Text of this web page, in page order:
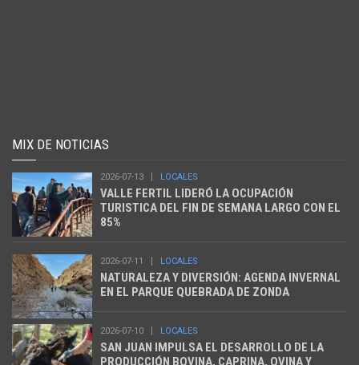
MIX DE NOTICIAS
2026-07-13 LOCALES
VALLE FERTIL LIDERÓ LA OCUPACIÓN
TURISTICA DEL FIN DE SEMANA LARGO CON EL
85%
2026-07-11 LOCALES
NATURALEZA Y DIVERSIÓN: AGENDA INVERNAL
EN EL PARQUE QUEBRADA DE ZONDA
2026-07-10 LOCALES
SAN JUAN IMPULSA EL DESARROLLO DE LA
PRODUCCIÓN BOVINA, CAPRINA, OVINA Y